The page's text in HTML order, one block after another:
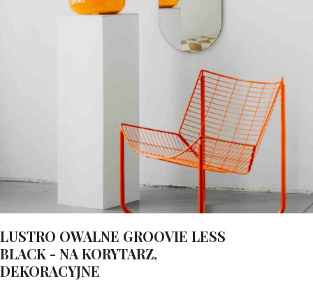
LUSTRO OWALNE GROOVIE LESS
BLACK - NA KORYTARZ,
DEKORACYJNE